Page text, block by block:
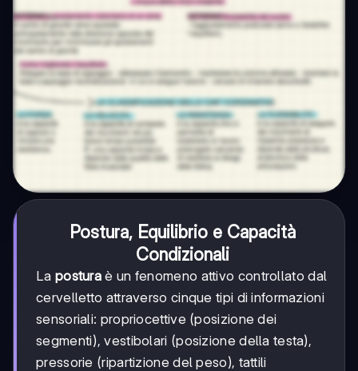
Postura, Equilibrio e Capacità
Condizionali
La postura è un fenomeno attivo controllato dal
cervelletto attraverso cinque tipi di informazioni
sensoriali: propriocettive (posizione dei
segmenti), vestibolari (posizione della testa),
pressorie (ripartizione del peso), tattili